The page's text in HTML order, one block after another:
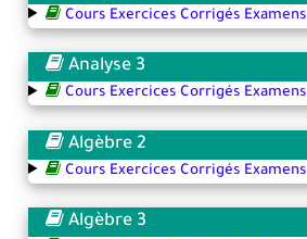
Cours Exercices Corrigés Examens
Analyse 3
Cours Exercices Corrigés Examens
Algèbre 2
Cours Exercices Corrigés Examens
Algèbre 3